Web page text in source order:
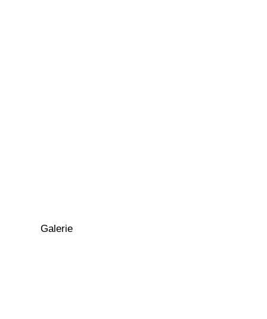
Galerie